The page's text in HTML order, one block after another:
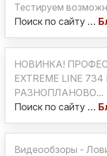
Тестируем
Поиск по сайту …
НОВИНКА!
EXTREME LINE
РАЗНОПЛАНОВО...
Поиск по сайту …
Видеообзоры -